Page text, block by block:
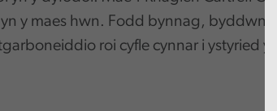
y maes hwn. Fodd bynnag, byddwn
roi cyfle cynnar i ystyried y